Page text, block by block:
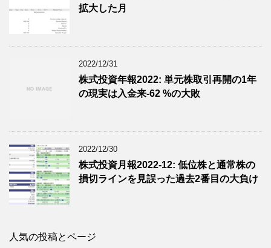
拡大した月
2022/12/31
株式投資年報2022: 単元株取引再開の1年
の現実は入金来-62 %の大敗
2022/12/30
株式投資月報2022-12: 低位株と通常株の
損切ラインを見誤った過去2番目の大負け
人気の投稿とページ